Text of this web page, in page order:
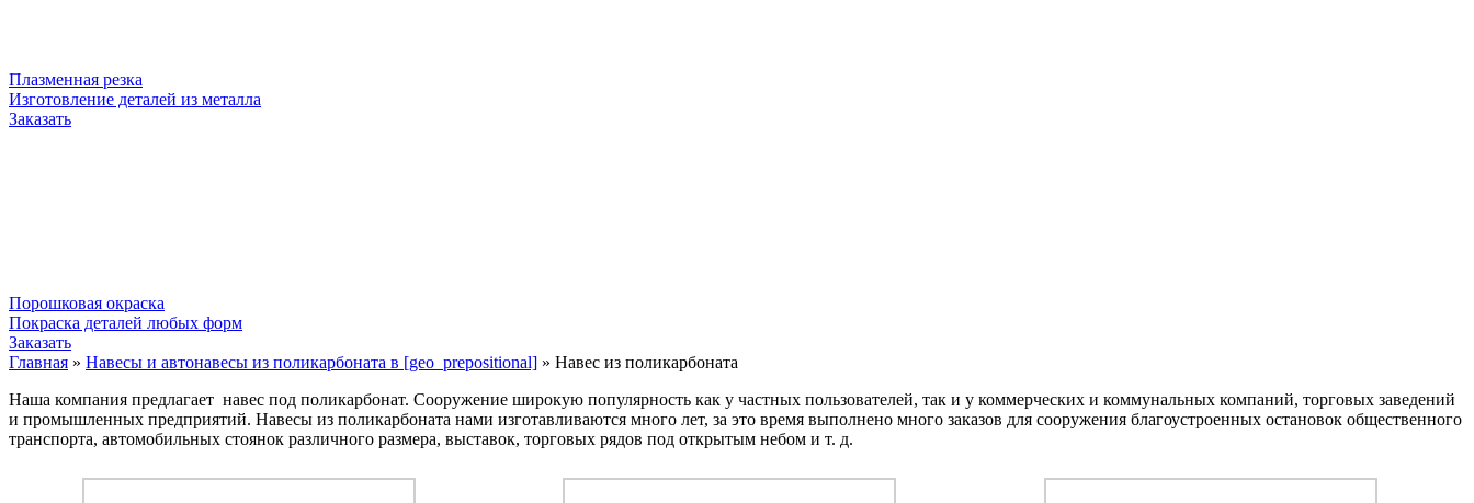
Плазменная резка
Изготовление деталей из металла
Заказать
Порошковая окраска
Покраска деталей любых форм
Заказать
Главная » Навесы и автонавесы из поликарбоната в [geo_prepositional] » Навес из поликарбоната
Наша компания предлагает навес под поликарбонат. Сооружение широкую популярность как у частных пользователей, так и у коммерческих и коммунальных компаний, торговых заведений
и промышленных предприятий. Навесы из поликарбоната нами изготавливаются много лет, за это время выполнено много заказов для сооружения благоустроенных остановок общественного
транспорта, автомобильных стоянок различного размера, выставок, торговых рядов под открытым небом и т. д.